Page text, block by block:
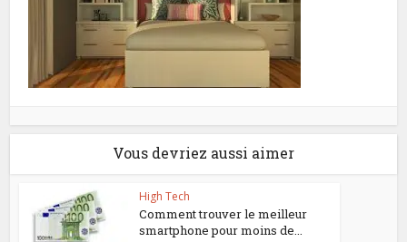
Vous devriez aussi aimer
High Tech
Comment trouver le meilleur
smartphone pour moins de...